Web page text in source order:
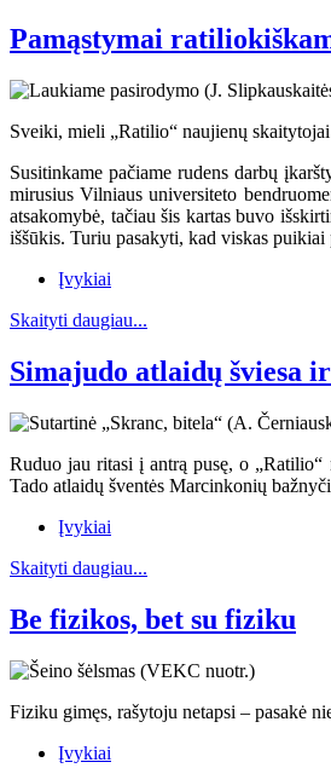
Pamąstymai
Sveiki, mieli „Ratilio“ naujienų
Susitinkame pačiame rudens darbų
mirusius Vilniaus universiteto
atsakomybė, tačiau šis kartas buvo
iššūkis. Turiu pasakyti, kad viskas
Įvykiai
Skaityti daugiau...
Simajudo atlaidų šviesa
Ruduo jau ritasi į antrą pusę, o
Tado atlaidų šventės Marcinkonių
Įvykiai
Skaityti daugiau...
Be fizikos, bet su fiziku
Fiziku gimęs, rašytoju netapsi – pasakė
Įvykiai